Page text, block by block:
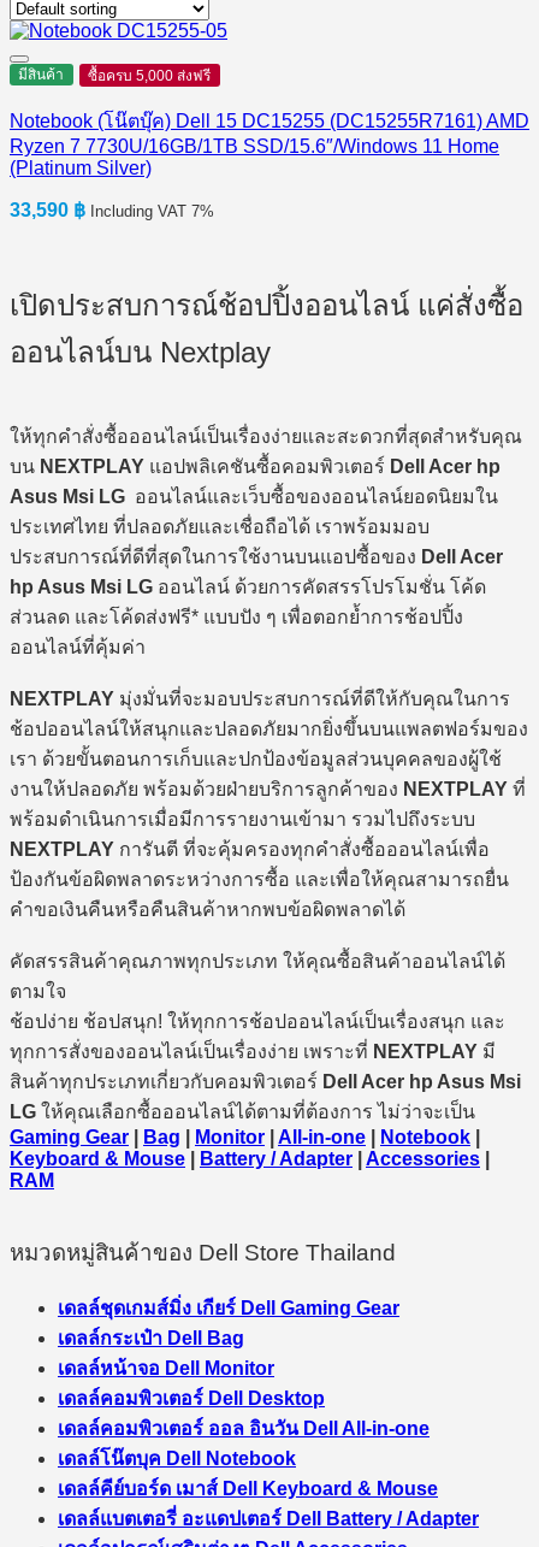
มีสินค้า ซื้อครบ 5,000 ส่งฟรี
Notebook (โน๊ตบุ๊ค) Dell 15 DC15255 (DC15255R7161) AMD
Ryzen 7 7730U/16GB/1TB SSD/15.6″/Windows 11 Home
(Platinum Silver)
33,590 ฿ Including VAT 7%
เปิดประสบการณ์ช้อปปิ้งออนไลน์ แค่สั่งซื้อ
ออนไลน์บน Nextplay
ให้ทุกคำสั่งซื้อออนไลน์เป็นเรื่องง่ายและสะดวกที่สุดสำหรับคุณ
บน NEXTPLAY แอปพลิเคชันซื้อคอมพิวเตอร์ Dell Acer hp
Asus Msi LG ออนไลน์และเว็บซื้อของออนไลน์ยอดนิยมใน
ประเทศไทย ที่ปลอดภัยและเชื่อถือได้ เราพร้อมมอบ
ประสบการณ์ที่ดีที่สุดในการใช้งานบนแอปซื้อของ Dell Acer
hp Asus Msi LG ออนไลน์ ด้วยการคัดสรรโปรโมชั่น โค้ด
ส่วนลด และโค้ดส่งฟรี* แบบปัง ๆ เพื่อตอกย้ำการช้อปปิ้ง
ออนไลน์ที่คุ้มค่า
NEXTPLAY มุ่งมั่นที่จะมอบประสบการณ์ที่ดีให้กับคุณในการ
ช้อปออนไลน์ให้สนุกและปลอดภัยมากยิ่งขึ้นบนแพลตฟอร์มของ
เรา ด้วยขั้นตอนการเก็บและปกป้องข้อมูลส่วนบุคคลของผู้ใช้
งานให้ปลอดภัย พร้อมด้วยฝ่ายบริการลูกค้าของ NEXTPLAY ที่
พร้อมดำเนินการเมื่อมีการรายงานเข้ามา รวมไปถึงระบบ
NEXTPLAY การันตี ที่จะคุ้มครองทุกคำสั่งซื้อออนไลน์เพื่อ
ป้องกันข้อผิดพลาดระหว่างการซื้อ และเพื่อให้คุณสามารถยื่น
คำขอเงินคืนหรือคืนสินค้าหากพบข้อผิดพลาดได้
คัดสรรสินค้าคุณภาพทุกประเภท ให้คุณซื้อสินค้าออนไลน์ได้
ตามใจ
ช้อปง่าย ช้อปสนุก! ให้ทุกการช้อปออนไลน์เป็นเรื่องสนุก และ
ทุกการสั่งของออนไลน์เป็นเรื่องง่าย เพราะที่ NEXTPLAY มี
สินค้าทุกประเภทเกี่ยวกับคอมพิวเตอร์ Dell Acer hp Asus Msi
LG ให้คุณเลือกซื้อออนไลน์ได้ตามที่ต้องการ ไม่ว่าจะเป็น
Gaming Gear
Bag Monitor All-in-one Notebook
Keyboard & Mouse
Battery / Adapter Accessories
RAM
หมวดหมู่สินค้าของ Dell Store Thailand
เดลล์ชุดเกมส์มิ่ง เกียร์ Dell Gaming Gear
เดลล์กระเป๋า Dell Bag
เดลล์หน้าจอ Dell Monitor
เดลล์คอมพิวเตอร์ Dell Desktop
เดลล์คอมพิวเตอร์ ออล อินวัน Dell All-in-one
เดลล์โน๊ตบุค Dell Notebook
เดลล์คีย์บอร์ด เมาส์ Dell Keyboard & Mouse
เดลล์แบตเตอรี่ อะแดปเตอร์ Dell Battery / Adapter